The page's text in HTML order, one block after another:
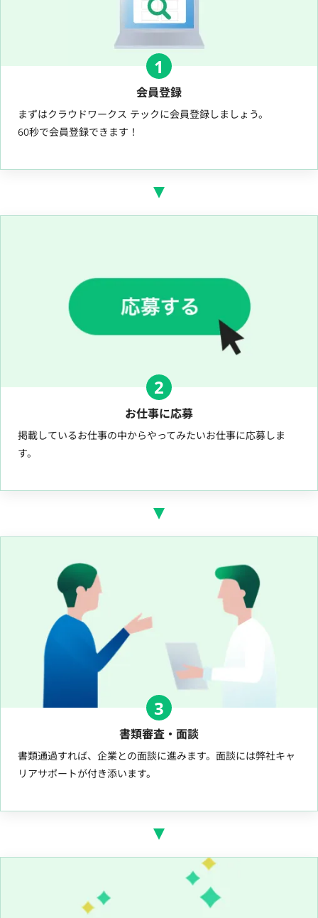
1
会員登録
まずはクラウドワークス テックに会員登録しましょう。
60秒で会員登録できます！
2
お仕事に応募
掲載しているお仕事の中からやってみたいお仕事に応募しま
す。
3
書類審査・面談
書類通過すれば、企業との面談に進みます。面談には弊社キャ
リアサポートが付き添います。